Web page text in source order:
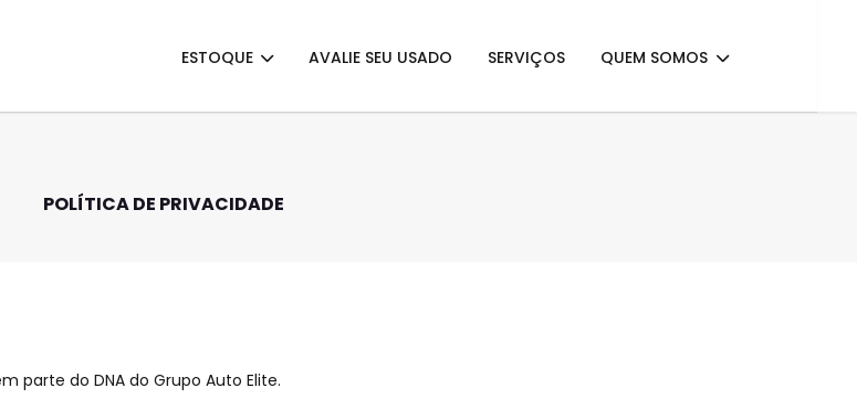
ESTOQUE AVALIE SEU USADO SERVIÇOS QUEM SOMOS
POLÍTICA DE PRIVACIDADE
parte do DNA do Grupo Auto Elite.